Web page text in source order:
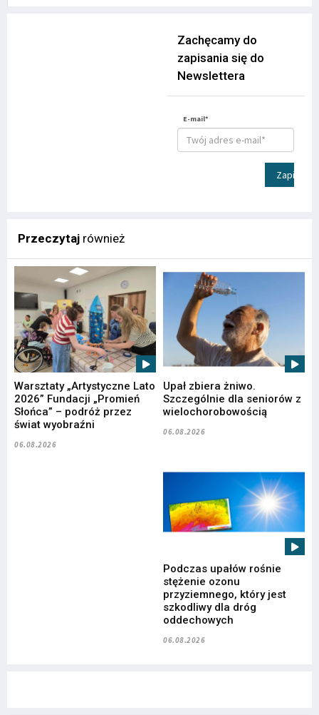
Zachęcamy do
zapisania się do
Newslettera
E-mail*
Zapisz
Przeczytaj również
Warsztaty „Artystyczne Lato
2026” Fundacji „Promień
Słońca” – podróż przez
świat wyobraźni
06.08.2026
Upał zbiera żniwo.
Szczególnie dla seniorów z
wielochorobowością
06.08.2026
Podczas upałów rośnie
stężenie ozonu
przyziemnego, który jest
szkodliwy dla dróg
oddechowych
06.08.2026